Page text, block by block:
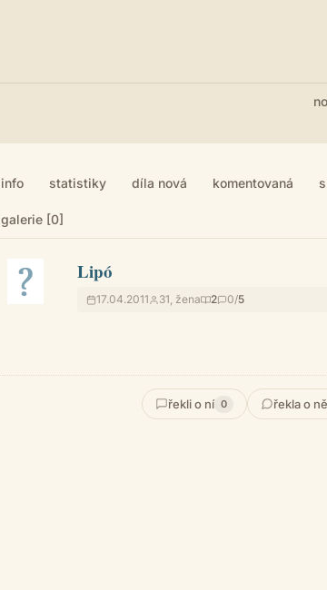
info statistiky díla nová komentovaná
galerie [0]
Lipó
17.04.2011 31, žena 2 0/5
řekli o ní 0 řekla o